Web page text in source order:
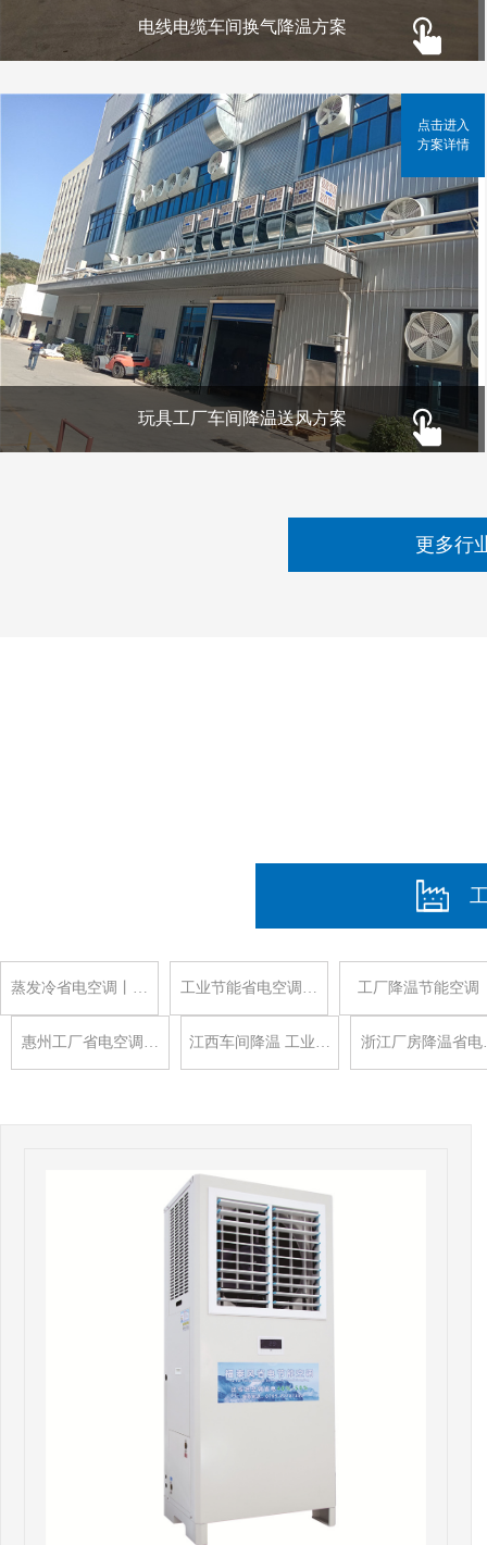
电线电缆车间换气降温方案
玩具工厂车间降温送风方案
点击进入
方案详情
更多行
蒸发冷省电空调丨… 工业节能省电空调… 工厂降温节能空调
惠州工厂省电空调… 江西车间降温 工业… 浙江厂房降温省